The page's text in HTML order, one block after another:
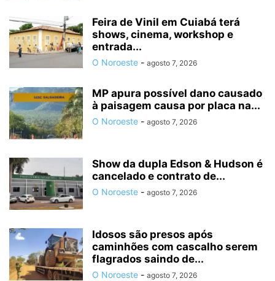
Feira de Vinil em Cuiabá terá
shows, cinema, workshop e
entrada...
O Noroeste - agosto 7, 2026
MP apura possível dano causado
à paisagem causa por placa na...
O Noroeste - agosto 7, 2026
Show da dupla Edson & Hudson é
cancelado e contrato de...
O Noroeste - agosto 7, 2026
Idosos são presos após
caminhões com cascalho serem
flagrados saindo de...
O Noroeste - agosto 7, 2026